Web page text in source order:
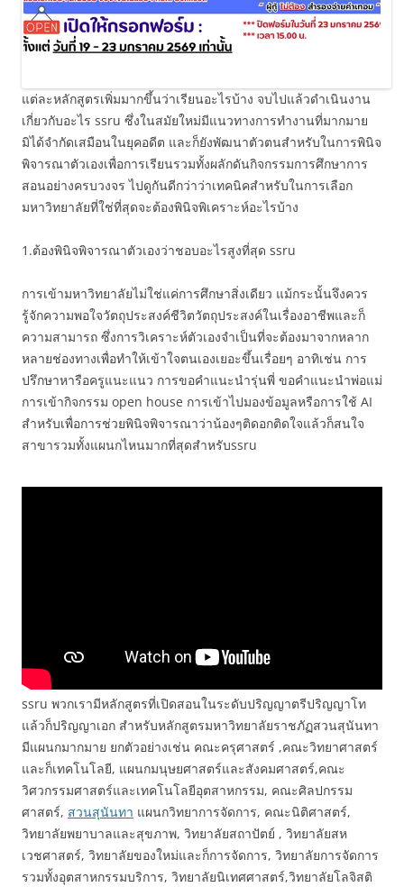
แต่ละหลักสูตรเพิ่มมากขึ้นว่าเรียนอะไรบ้าง จบไปแล้วดำเนินงาน
เกี่ยวกับอะไร ssru ซึ่งในสมัยใหม่มีแนวทางการทำงานที่มากมาย
มิได้จำกัดเสมือนในยุคอดีต และก็ยังพัฒนาตัวตนสำหรับในการพินิจ
พิจารณาตัวเองเพื่อการเรียนรวมทั้งผลักดันกิจกรรมการศึกษาการ
สอนอย่างครบวงจร ไปดูกันดีกว่าว่าเทคนิคสำหรับในการเลือก
มหาวิทยาลัยที่ใช่ที่สุดจะต้องพินิจพิเคราะห์อะไรบ้าง
1.ต้องพินิจพิจารณาตัวเองว่าชอบอะไรสูงที่สุด ssru
การเข้ามหาวิทยาลัยไม่ใช่แค่การศึกษาสิ่งเดียว แม้กระนั้นจึงควร
รู้จักความพอใจวัตถุประสงค์ชีวิตวัตถุประสงค์ในเรื่องอาชีพและก็
ความสามารถ ซึ่งการวิเคราะห์ตัวเองจำเป็นที่จะต้องมาจากหลาก
หลายช่องทางเพื่อทำให้เข้าใจตนเองเยอะขึ้นเรื่อยๆ อาทิเช่น การ
ปรึกษาหารือครูแนะแนว การขอคำแนะนำรุ่นพี่ ขอคำแนะนำพ่อแม่
การเข้ากิจกรรม open house การเข้าไปมองข้อมูลหรือการใช้ AI
สำหรับเพื่อการช่วยพินิจพิจารณาว่าน้องๆติดอกติดใจแล้วก็สนใจ
สาขารวมทั้งแผนกไหนมากที่สุดสำหรับssru
ssru พวกเรามีหลักสูตรที่เปิดสอนในระดับปริญญาตรีปริญญาโท
แล้วก็ปริญญาเอก สำหรับหลักสูตรมหาวิทยาลัยราชภัฏสวนสุนันทา
มีแผนกมากมาย ยกตัวอย่างเช่น คณะครุศาสตร์ ,คณะวิทยาศาสตร์
และก็เทคโนโลยี, แผนกมนุษยศาสตร์และสังคมศาสตร์,คณะ
วิศวกรรมศาสตร์และเทคโนโลยีอุตสาหกรรม, คณะศิลปกรรม
ศาสตร์, สวนสุนันทา แผนกวิทยาการจัดการ, คณะนิติศาสตร์,
วิทยาลัยพยาบาลและสุขภาพ, วิทยาลัยสถาปัตย์ , วิทยาลัยสห
เวชศาสตร์, วิทยาลัยของใหม่และก็การจัดการ, วิทยาลัยการจัดการ
รวมทั้งอุตสาหกรรมบริการ, วิทยาลัยนิเทศศาสตร์,วิทยาลัยโลจิสติ